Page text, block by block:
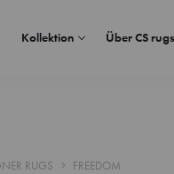
Kollektion Über CS rugs
RUGS FREEDOM